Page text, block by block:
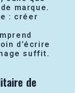
marque.
: créer
d’écrire
suffit.
de